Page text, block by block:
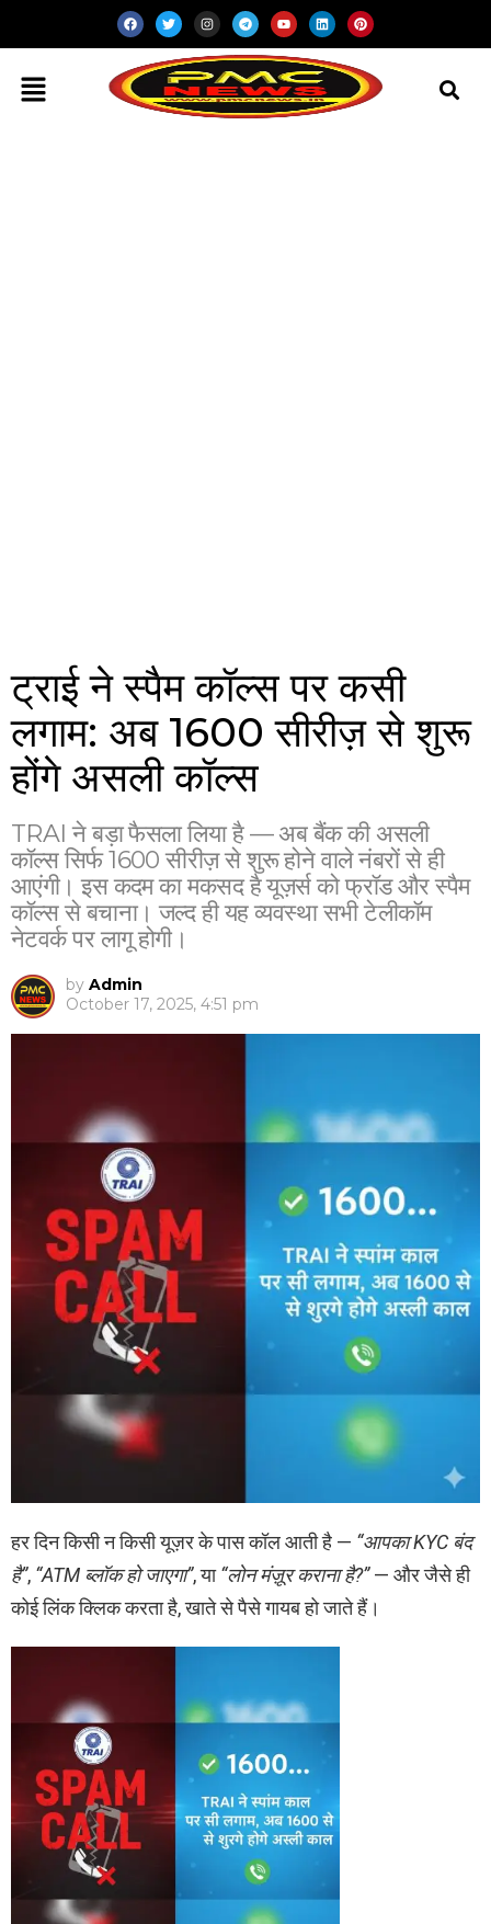
ट्राई ने स्पैम कॉल्स पर कसी
लगाम: अब 1600 सीरीज़ से शुरू
होंगे असली कॉल्स
TRAI ने बड़ा फैसला लिया है — अब बैंक की असली
कॉल्स सिर्फ 1600 सीरीज़ से शुरू होने वाले नंबरों से ही
आएंगी। इस कदम का मकसद है यूज़र्स को फ्रॉड और स्पैम
कॉल्स से बचाना। जल्द ही यह व्यवस्था सभी टेलीकॉम
नेटवर्क पर लागू होगी।
by Admin
October 17, 2025, 4:51 pm
हर दिन किसी न किसी यूज़र के पास कॉल आती है — “आपका KYC बंद
है”, “ATM ब्लॉक हो जाएगा”, या“लोन मंज़ूर कराना है?”— और जैसे ही
कोई लिंक क्लिक करता है, खाते से पैसे गायब हो जाते हैं।